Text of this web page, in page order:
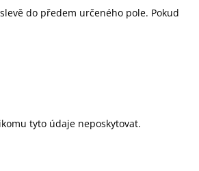
do předem určeného pole. Pokud
tyto údaje neposkytovat.